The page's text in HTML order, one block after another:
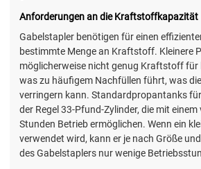
Anforderungen an die Kraftstoffkapazität
Gabelstapler benötigen für einen
bestimmte Menge an Kraftstoff. Kleinere
möglicherweise nicht genug Kraftstoff für
was zu häufigem Nachfüllen führt, was
verringern kann. Standardpropantanks
der Regel 33-Pfund-Zylinder, die mit
Stunden Betrieb ermöglichen. Wenn ein
verwendet wird, kann er je nach Größe
des Gabelstaplers nur wenige